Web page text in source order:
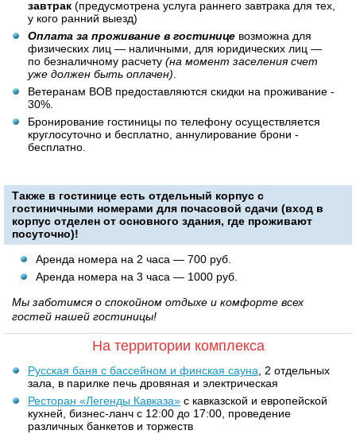
завтрак (предусмотрена услуга раннего завтрака для тех,
у кого ранний выезд)
Оплата за проживание в гостинице возможна для
физических лиц — наличными, для юридических лиц —
по безналичному расчету (на момент заселения счет
уже должен быть оплачен).
Ветеранам ВОВ предоставляются скидки на проживание -
30%.
Бронирование гостиницы по телефону осуществляется
круглосуточно и бесплатно, аннулирование брони -
бесплатно.
Также в гостинице есть отдельный корпус с
гостиничными номерами для почасовой сдачи (вход в
корпус отделен от основного здания, где проживают
посуточно)!
Аренда номера на 2 часа — 700 руб.
Аренда номера на 3 часа — 1000 руб.
Мы заботимся о спокойном отдыхе и комфорте всех
гостей нашей гостиницы!
На территории комплекса
Русская баня с бассейном и финская сауна, 2 отдельных
зала, в парилке печь дровяная и электрическая
Ресторан «Легенды Кавказа» с кавказской и европейской
кухней, бизнес-ланч с 12:00 до 17:00, проведение
различных банкетов и торжеств